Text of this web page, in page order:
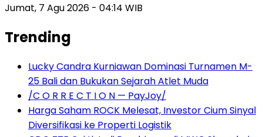
Jumat, 7 Agu 2026 - 04:14 WIB
Trending
Lucky Candra Kurniawan Dominasi Turnamen M-
25 Bali dan Bukukan Sejarah Atlet Muda
/C O R R E C T I O N — PayJoy/
Harga Saham ROCK Melesat, Investor Cium Sinyal
Diversifikasi ke Properti Logistik